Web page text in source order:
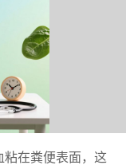
在粪便表面，这